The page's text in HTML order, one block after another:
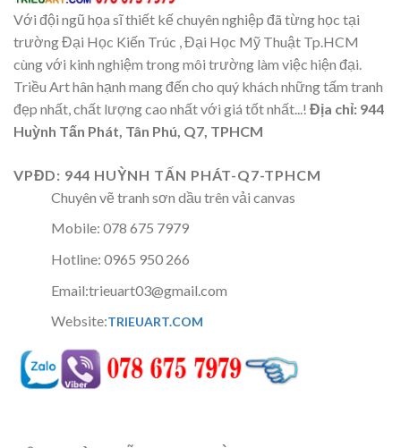
Với đội ngũ họa sĩ thiết kế chuyên nghiệp đã từng học tại
trường Đại Học Kiến Trúc , Đại Học Mỹ Thuật Tp.HCM
cùng với kinh nghiệm trong môi trường làm việc hiện đại.
Triều Art hân hạnh mang đến cho quý khách những tấm tranh
đẹp nhất, chất lượng cao nhất với giá tốt nhất...! Địa chỉ: 944
Huỳnh Tấn Phát, Tân Phú, Q7, TPHCM
VPĐD: 944 HUỲNH TẤN PHÁT-Q7-TPHCM
Chuyên vẽ tranh sơn dầu trên vải canvas
Mobile: 078 675 7979
Hotline: 0965 950 266
Email:trieuart03@gmail.com
Website:TRIEUART.COM